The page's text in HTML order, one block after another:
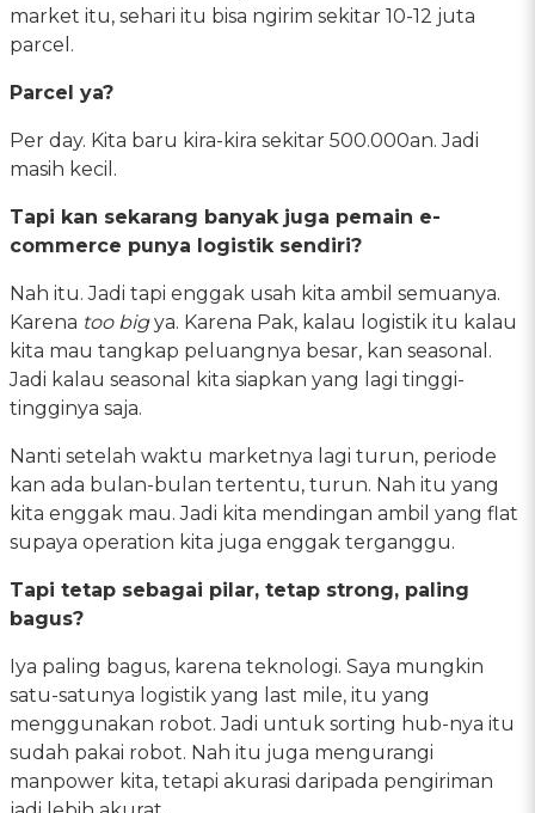
market itu, sehari itu bisa ngirim sekitar 10-12 juta
parcel.
Parcel ya?
Per day. Kita baru kira-kira sekitar 500.000an. Jadi
masih kecil.
Tapi kan sekarang banyak juga pemain e-
commerce punya logistik sendiri?
Nah itu. Jadi tapi enggak usah kita ambil semuanya.
Karena too bigya. Karena Pak, kalau logistik itu kalau
kita mau tangkap peluangnya besar, kan seasonal.
Jadi kalau seasonal kita siapkan yang lagi tinggi-
tingginya saja.
Nanti setelah waktu marketnya lagi turun, periode
kan ada bulan-bulan tertentu, turun. Nah itu yang
kita enggak mau. Jadi kita mendingan ambil yang flat
supaya operation kita juga enggak terganggu.
Tapi tetap sebagai pilar, tetap strong, paling
bagus?
Iya paling bagus, karena teknologi. Saya mungkin
satu-satunya logistik yang last mile, itu yang
menggunakan robot. Jadi untuk sorting hub-nya itu
sudah pakai robot. Nah itu juga mengurangi
manpower kita, tetapi akurasi daripada pengiriman